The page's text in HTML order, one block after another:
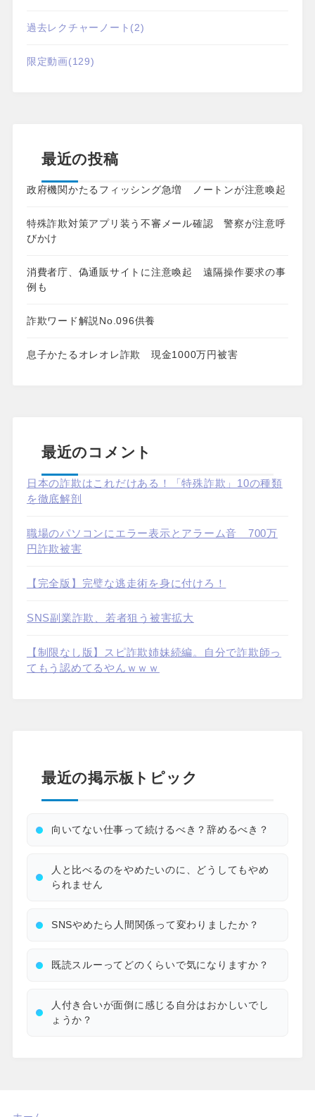
過去レクチャーノート (2)
限定動画(129)
最近の投稿
政府機関かたるフィッシング急増 ノートンが注意喚起
特殊詐欺対策アプリ装う不審メール確認 警察が注意呼
びかけ
消費者庁、偽通販サイトに注意喚起 遠隔操作要求の事
例も
詐欺ワード解説No.096供養
息子かたるオレオレ詐欺 現金1000万円被害
最近のコメント
日本の詐欺はこれだけある！「特殊詐欺」10の種類
を徹底解剖
職場のパソコンにエラー表示とアラーム音 700万
円詐欺被害
【完全版】完璧な逃走術を身に付けろ！
SNS副業詐欺、若者狙う被害拡大
【制限なし版】スピ詐欺姉妹続編。自分で詐欺師っ
てもう認めてるやんｗｗｗ
最近の掲示板トピック
向いてない仕事って続けるべき？辞めるべき？
人と比べるのをやめたいのに、どうしてもやめ
られません
SNSやめたら人間関係って変わりましたか？
既読スルーってどのくらいで気になりますか？
人付き合いが面倒に感じる自分はおかしいでし
ょうか？